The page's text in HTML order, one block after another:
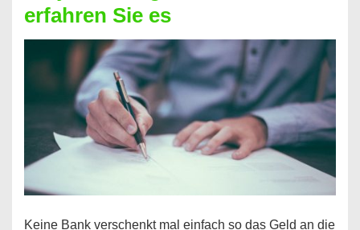
nicht
nur
für
Handy
möglich!
erfahren Sie es
Keine Bank verschenkt mal einfach so das Geld an die